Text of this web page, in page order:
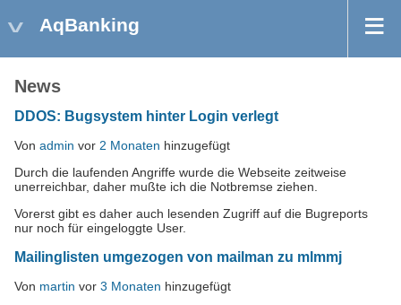
AqBanking
News
DDOS: Bugsystem hinter Login verlegt
Von admin vor 2 Monaten hinzugefügt
Durch die laufenden Angriffe wurde die Webseite zeitweise
unerreichbar, daher mußte ich die Notbremse ziehen.
Vorerst gibt es daher auch lesenden Zugriff auf die Bugreports
nur noch für eingeloggte User.
Mailinglisten umgezogen von mailman zu mlmmj
Von martin vor 3 Monaten hinzugefügt